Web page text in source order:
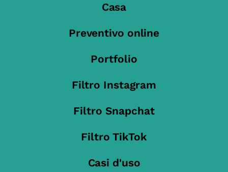
Casa
Preventivo online
Portfolio
Filtro Instagram
Filtro Snapchat
Filtro TikTok
Casi d'uso